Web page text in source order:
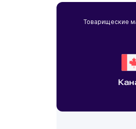
Товарищеские